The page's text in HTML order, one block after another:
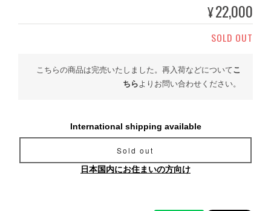
¥22,000
SOLD OUT
こちらの商品は完売いたしました。再入荷などについてこ
ちらよりお問い合わせください。
International shipping available
Sold out
日本国内にお住まいの方向け